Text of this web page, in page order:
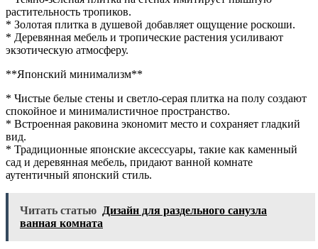
растительность тропиков.
* Золотая плитка в душевой добавляет ощущение роскоши.
* Деревянная мебель и тропические растения усиливают
экзотическую атмосферу.
**Японский минимализм**
* Чистые белые стены и светло-серая плитка на полу создают
спокойное и минималистичное пространство.
* Встроенная раковина экономит место и сохраняет гладкий
вид.
* Традиционные японские аксессуары, такие как каменный
сад и деревянная мебель, придают ванной комнате
аутентичный японский стиль.
Читать статью Дизайн для раздельного санузла
ванная комната